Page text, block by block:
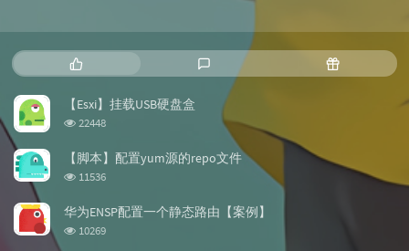
热
门
文
章
新
随
机
【Esxi】挂载USB硬盘盒
浏
次
数:
22448
【脚本】配置yum源的repo文件
浏
次
数:
11536
华为ENSP配置一个静态路由【案例】
浏
10269